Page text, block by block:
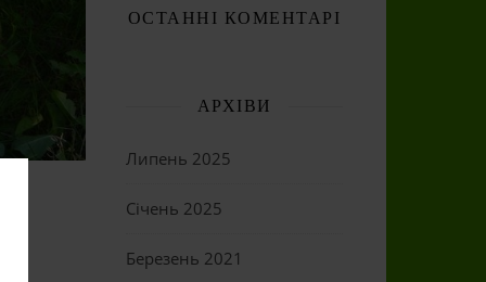
ОСТАННІ КОМЕНТАРІ
АРХІВИ
Липень 2025
Січень 2025
Березень 2021